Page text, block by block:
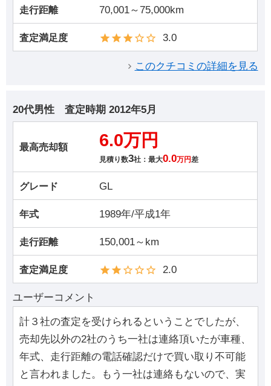
走行距離 70,001～75,000km
査定満足度 3.0
このクチコミの詳細を見る
20代男性 査定時期 2012年5月
最高売却額 6.0万円
見積り数3社：最大0.0万円差
グレード GL
年式 1989年/平成1年
走行距離 150,001～km
査定満足度 2.0
ユーザーコメント
計３社の査定を受けられるということでしたが、
売却先以外の2社のうち一社は連絡頂いたが車種、
年式、走行距離の電話確認だけで買い取り不可能
と言われました。もう一社は連絡もないので、実